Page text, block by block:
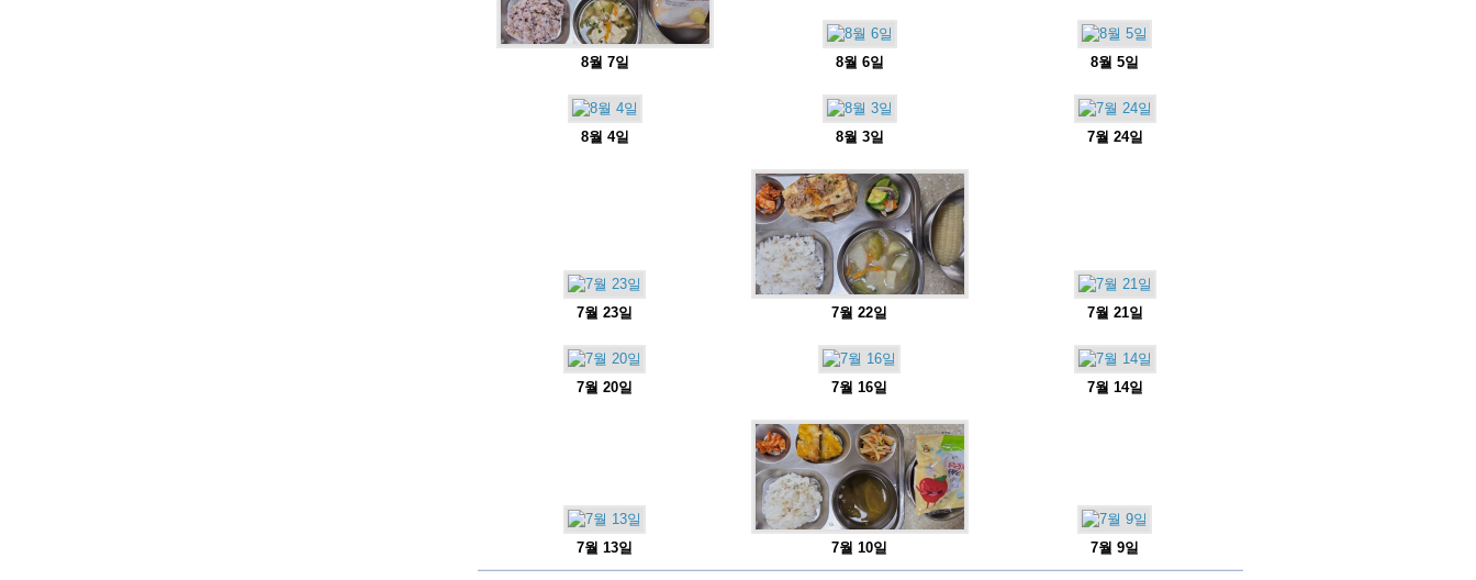
8월 7일 8월 6일 8월 5일
8월 4일 8월 3일 7월 24일
7월 23일 7월 22일 7월 21일
7월 20일 7월 16일 7월 14일
7월 13일 7월 10일 7월 9일